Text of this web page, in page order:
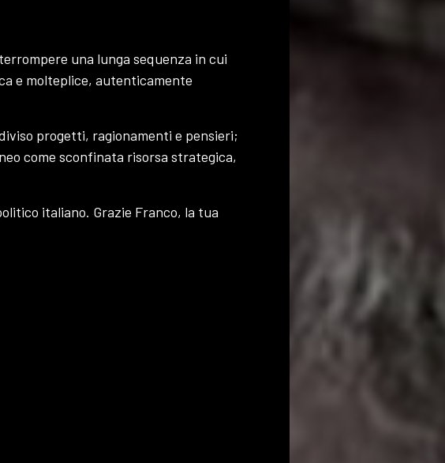
una lunga sequenza in cui
e molteplice, autenticamente
progetti, ragionamenti e pensieri;
come sconfinata risorsa strategica,
italiano. Grazie Franco, la tua